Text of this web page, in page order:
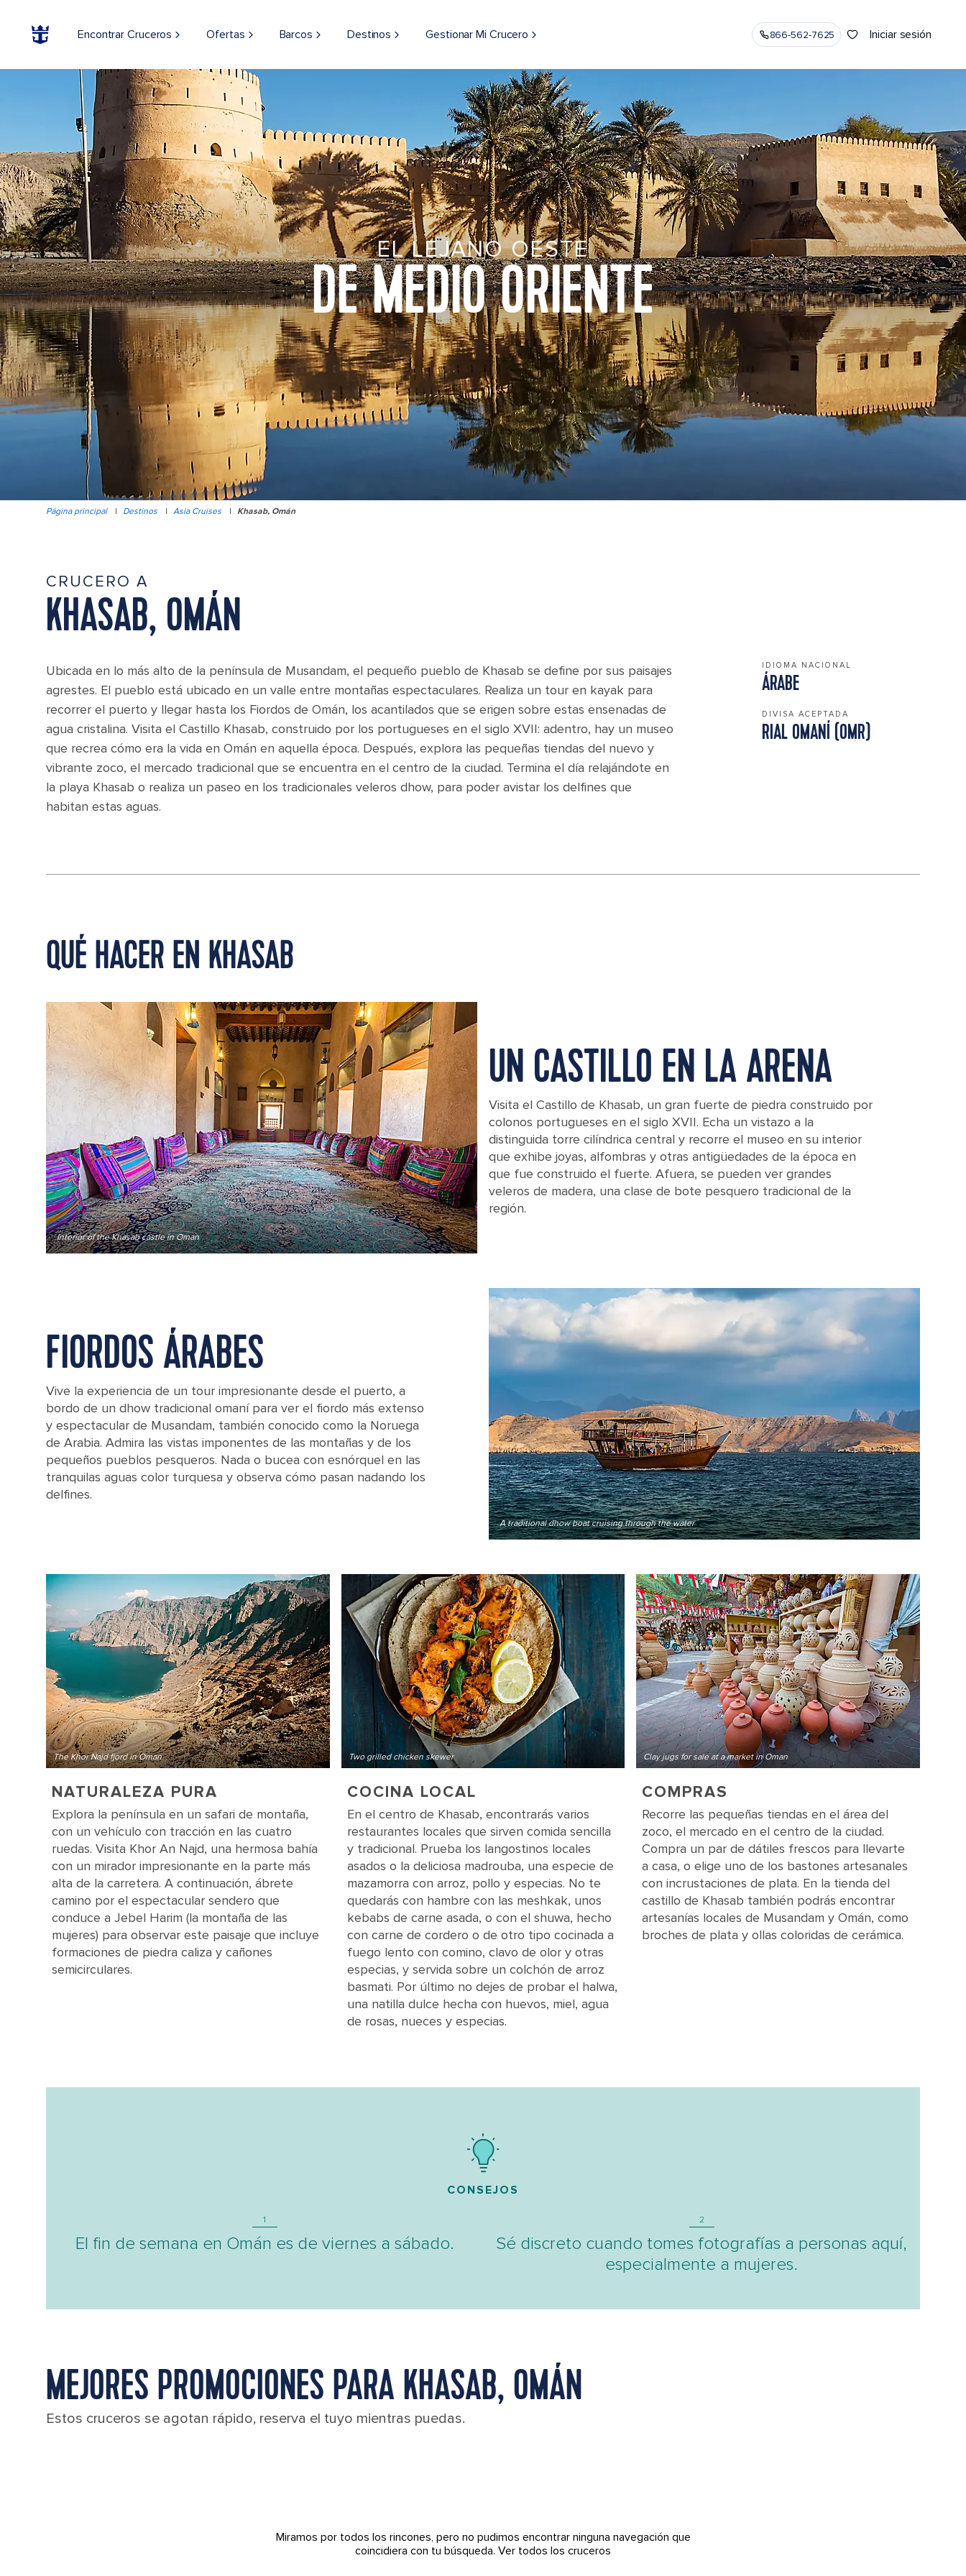
Encontrar Cruceros Ofertas Barcos Destinos Gestionar Mi Crucero 866-562-7625 Iniciar sesión
EL LEJANO OESTE
DE MEDIO ORIENTE
Página principal | Destinos | Asia Cruises | Khasab, Omán
CRUCERO A
KHASAB, OMÁN
Ubicada en lo más alto de la península de Musandam, el pequeño pueblo de Khasab se define por sus paisajes
agrestes. El pueblo está ubicado en un valle entre montañas espectaculares. Realiza un tour en kayak para
recorrer el puerto y llegar hasta los Fiordos de Omán, los acantilados que se erigen sobre estas ensenadas de
agua cristalina. Visita el Castillo Khasab, construido por los portugueses en el siglo XVII: adentro, hay un museo
que recrea cómo era la vida en Omán en aquella época. Después, explora las pequeñas tiendas del nuevo y
vibrante zoco, el mercado tradicional que se encuentra en el centro de la ciudad. Termina el día relajándote en
la playa Khasab o realiza un paseo en los tradicionales veleros dhow, para poder avistar los delfines que
habitan estas aguas.
IDIOMA NACIONAL
ÁRABE
DIVISA ACEPTADA
RIAL OMANÍ (OMR)
QUÉ HACER EN KHASAB
Interior of the Khasab castle in Oman
UN CASTILLO EN LA ARENA
Visita el Castillo de Khasab, un gran fuerte de piedra construido por
colonos portugueses en el siglo XVII. Echa un vistazo a la
distinguida torre cilíndrica central y recorre el museo en su interior
que exhibe joyas, alfombras y otras antigüedades de la época en
que fue construido el fuerte. Afuera, se pueden ver grandes
veleros de madera, una clase de bote pesquero tradicional de la
región.
A traditional dhow boat cruising through the water
FIORDOS ÁRABES
Vive la experiencia de un tour impresionante desde el puerto, a
bordo de un dhow tradicional omaní para ver el fiordo más extenso
y espectacular de Musandam, también conocido como la Noruega
de Arabia. Admira las vistas imponentes de las montañas y de los
pequeños pueblos pesqueros. Nada o bucea con esnórquel en las
tranquilas aguas color turquesa y observa cómo pasan nadando los
delfines.
The Khor Najd fjord in Oman
NATURALEZA PURA
Explora la península en un safari de montaña,
con un vehículo con tracción en las cuatro
ruedas. Visita Khor An Najd, una hermosa bahía
con un mirador impresionante en la parte más
alta de la carretera. A continuación, ábrete
camino por el espectacular sendero que
conduce a Jebel Harim (la montaña de las
mujeres) para observar este paisaje que incluye
formaciones de piedra caliza y cañones
semicirculares.
Two grilled chicken skewer
COCINA LOCAL
En el centro de Khasab, encontrarás varios
restaurantes locales que sirven comida sencilla
y tradicional. Prueba los langostinos locales
asados o la deliciosa madrouba, una especie de
mazamorra con arroz, pollo y especias. No te
quedarás con hambre con las meshkak, unos
kebabs de carne asada, o con el shuwa, hecho
con carne de cordero o de otro tipo cocinada a
fuego lento con comino, clavo de olor y otras
especias, y servida sobre un colchón de arroz
basmati. Por último no dejes de probar el halwa,
una natilla dulce hecha con huevos, miel, agua
de rosas, nueces y especias.
Clay jugs for sale at a market in Oman
COMPRAS
Recorre las pequeñas tiendas en el área del
zoco, el mercado en el centro de la ciudad.
Compra un par de dátiles frescos para llevarte
a casa, o elige uno de los bastones artesanales
con incrustaciones de plata. En la tienda del
castillo de Khasab también podrás encontrar
artesanías locales de Musandam y Omán, como
broches de plata y ollas coloridas de cerámica.
CONSEJOS
1
El fin de semana en Omán es de viernes a sábado.
2
Sé discreto cuando tomes fotografías a personas aquí,
especialmente a mujeres.
MEJORES PROMOCIONES PARA KHASAB, OMÁN
Estos cruceros se agotan rápido, reserva el tuyo mientras puedas.
Miramos por todos los rincones, pero no pudimos encontrar ninguna navegación que
coincidiera con tu búsqueda. Ver todos los cruceros